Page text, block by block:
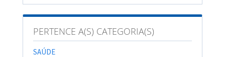
PERTENCE A(S) CATEGORIA(S)
SAÚDE